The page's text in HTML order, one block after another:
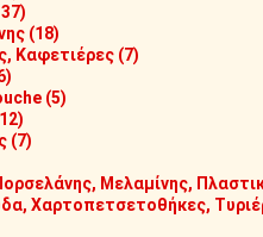
(18)
Καφετιέρες (7)
(5)
(7)
Μελαμίνης,
Χαρτοπετσετοθήκες,